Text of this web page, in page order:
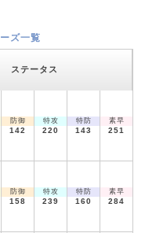
ズ一覧
ステータス
防御
142
特攻
220
特防
143
素早
251
防御
158
特攻
239
特防
160
素早
284